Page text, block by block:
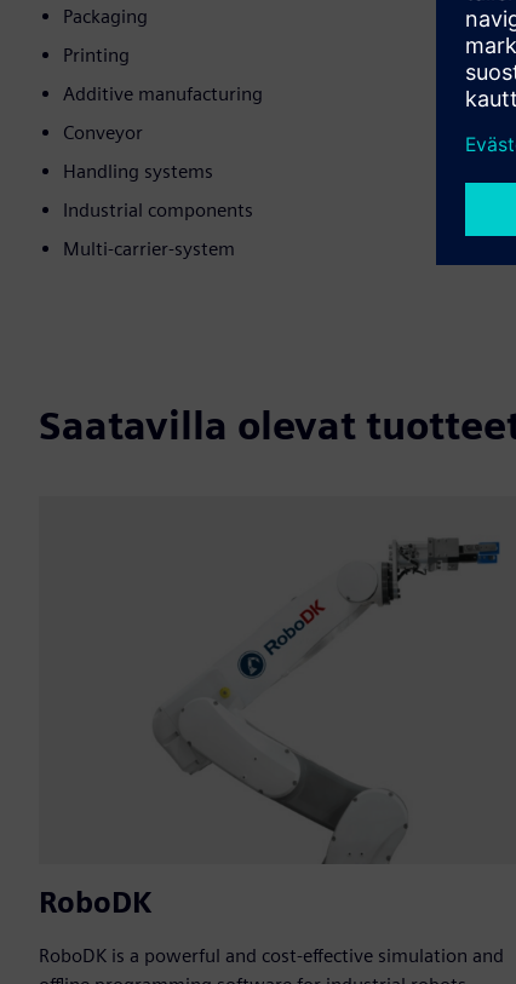
Packaging
Printing
Additive manufacturing
Conveyor
Handling systems
Industrial components
Multi-carrier-system
Saatavilla olevat
RoboDK
RoboDK is a powerful and cost-effective simulation and